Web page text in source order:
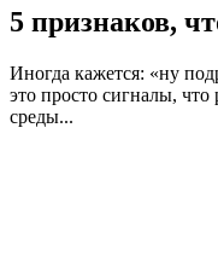
5 признаков,
Иногда кажется: «ну
это просто сигналы, что
среды...